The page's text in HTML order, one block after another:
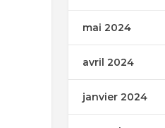
mai 2024
avril 2024
janvier 2024